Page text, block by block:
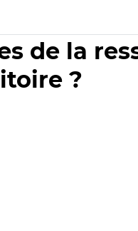
de la
?